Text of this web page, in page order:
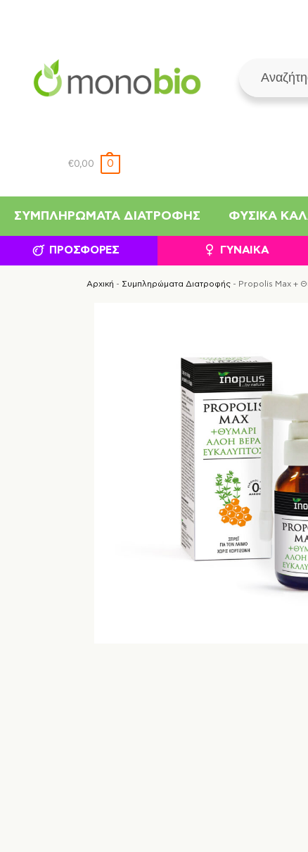
€0,00 0
ΣΥΜΠΛΗΡΏΜΑΤΑ ΔΙΑΤΡΟΦΉΣ ΦΥΣΙΚΆ
ΠΡΟΣΦΟΡΈΣ ΓΥΝΑΊΚΑ
Αρχική - Συμπληρώματα Διατροφής- Propolis Max +